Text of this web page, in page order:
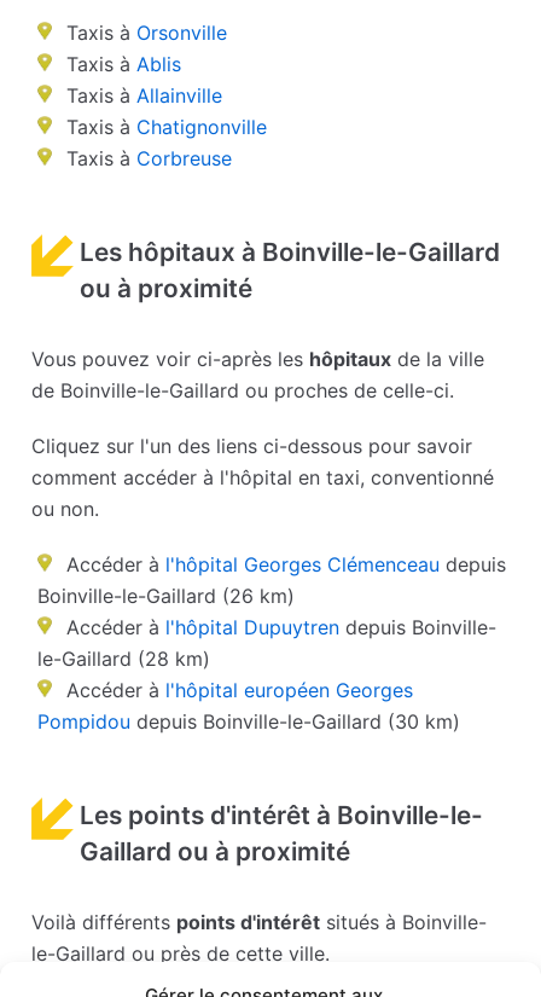
Taxis à Orsonville
Taxis àAblis
Taxis àAllainville
Taxis à Chatignonville
Taxis à Corbreuse
Les hôpitaux à Boinville-le-Gaillard
ou à proximité
Vous pouvez voir ci-après les hôpitaux de la ville
de Boinville-le-Gaillard ou proches de celle-ci.
Cliquez sur l'un des liens ci-dessous pour savoir
comment accéder à l'hôpital en taxi, conventionné
ou non.
Accéder à l'hôpital Georges Clémenceau depuis
Boinville-le-Gaillard (26 km)
Accéder à l'hôpital Dupuytren depuis Boinville-
le-Gaillard (28 km)
Accéder à l'hôpital européen Georges
Pompidou depuis Boinville-le-Gaillard (30 km)
Les points d'intérêt à Boinville-le-
Gaillard ou à proximité
Voilà différents points d'intérêt situés à Boinville-
le-Gaillard ou près de cette ville.